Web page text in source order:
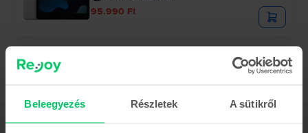
Beleegyezés Részletek A sütikről
95.990 Ft